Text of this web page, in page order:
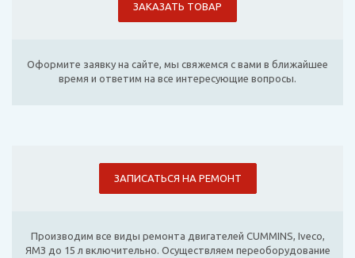
ЗАКАЗАТЬ ТОВАР
Оформите заявку на сайте, мы свяжемся с вами в ближайшее
время и ответим на все интересующие вопросы.
ЗАПИСАТЬСЯ НА РЕМОНТ
Производим все виды ремонта двигателей CUMMINS, Iveco,
ЯМЗ до 15 л включительно. Осуществляем переоборудование